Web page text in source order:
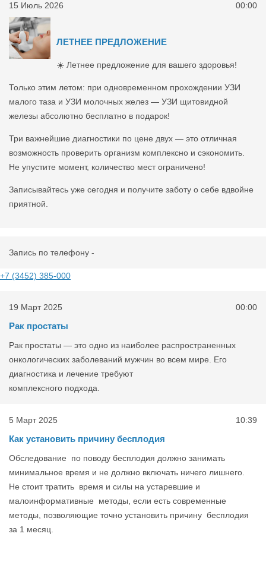
15 Июль 2026 00:00
ЛЕТНЕЕ ПРЕДЛОЖЕНИЕ
☀️ Летнее предложение для вашего здоровья!
Только этим летом: при одновременном прохождении УЗИ
малого таза и УЗИ молочных желез — УЗИ щитовидной
железы абсолютно бесплатно в подарок!
Три важнейшие диагностики по цене двух — это отличная
возможность проверить организм комплексно и сэкономить.
Не упустите момент, количество мест ограничено!
Записывайтесь уже сегодня и получите заботу о себе вдвойне
приятной.
Запись по телефону -
+7 (3452) 385-000
19 Март 2025 00:00
Рак простаты
Рак простаты — это одно из наиболее распространенных
онкологических заболеваний мужчин во всем мире. Его
диагностика и лечение требуют
комплексного подхода.
5 Март 2025 10:39
Как установить причину бесплодия
Обследование по поводу бесплодия должно занимать
минимальное время и не должно включать ничего лишнего.
Не стоит тратить время и силы на устаревшие и
малоинформативные методы, если есть современные
методы, позволяющие точно установить причину бесплодия
за 1 месяц.